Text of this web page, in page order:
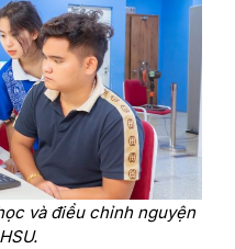
và điều chỉnh nguyện